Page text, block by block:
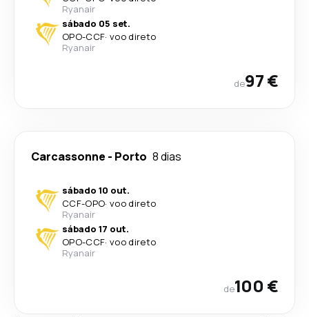
Ryanair
sábado 05 set.
OPO-CCF· voo direto
Ryanair
de97 €
Carcassonne - Porto 8 dias
sábado 10 out.
CCF-OPO· voo direto
Ryanair
sábado 17 out.
OPO-CCF· voo direto
Ryanair
de100 €